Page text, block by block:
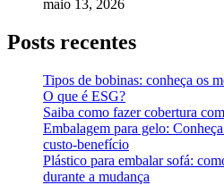
maio 13, 2026
Posts recentes
Tipos de bobinas: conheça os
O que é ESG?
Saiba como fazer cobertura
Embalagem para gelo:
custo-benefício
Plástico para embalar sofá:
durante a mudança